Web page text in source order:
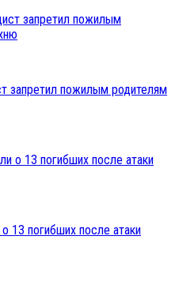
запретил пожилым родителям
13 погибших после атаки